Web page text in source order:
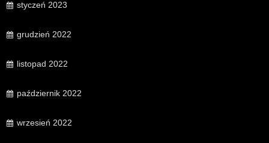
styczeń 2023
grudzień 2022
listopad 2022
październik 2022
wrzesień 2022